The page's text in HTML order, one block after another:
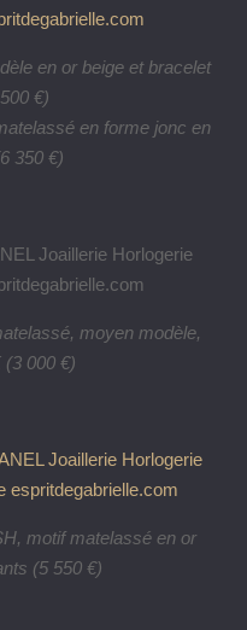
en or beige et bracelet
€)
en forme jonc en
350 €)
moyen modèle,
(3 000 €)
motif matelassé en or
(5 550 €)